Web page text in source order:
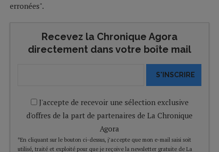
erronées".
Recevez la Chronique Agora
directement dans votre boîte mail
S'INSCRIRE
J'accepte de recevoir une sélection exclusive
d'offres de la part de partenaires de La Chronique
Agora
*En cliquant sur le bouton ci-dessus, j’accepte que mon e-mail saisi soit
utilisé, traité et exploité pour que je reçoive la newsletter gratuite de La